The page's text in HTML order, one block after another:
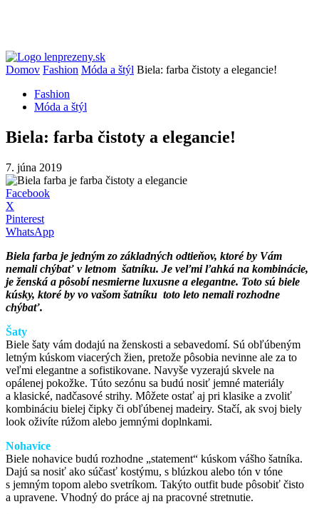
Domov Fashion Móda a štýl Biela: farba čistoty a elegancie!
Fashion
Móda a štýl
Biela: farba čistoty a elegancie!
7. júna 2019
Facebook
X
Pinterest
WhatsApp
Biela farba je jedným zo základných odtieňov, ktoré by Vám
nemali chýbať v letnom šatníku. Je veľmi ľahká na kombinácie,
je ženská a pôsobí nesmierne luxusne a elegantne. Toto sú biele
kúsky, ktoré by vo vašom šatníku toto leto nemali rozhodne
chýbať.
Šaty
Biele šaty vám dodajú na ženskosti a sebavedomí. Sú obľúbeným
letným kúskom viacerých žien, pretože pôsobia nevinne ale za to
veľmi elegantne a sofistikovane. Navyše vyzerajú skvele na
opálenej pokožke. Túto sezónu sa budú nosiť jemné materiály
a klasické, nadčasové strihy. Môžete ostať aj pri klasike a zvoliť
kombináciu bielej čipky či obľúbenej madeiry. Stačí, ak svoj biely
look oživíte rúžom alebo jemnými doplnkami.
Nohavice
Biele nohavice budú rozhodne „statement“ kúskom vášho šatníka.
Dajú sa nosiť ako súčasť kostýmu, s blúzkou alebo tón v tóne
s jemným topom alebo svetríkom. Takýto outfit bude pôsobiť čisto
a upravene. Vhodný do práce aj na pracovné stretnutie.